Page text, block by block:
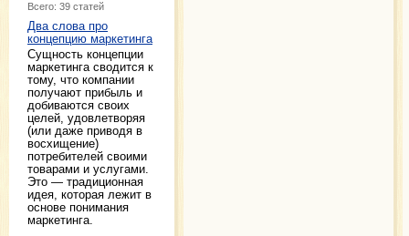
Всего: 39 статей
Два слова про
концепцию маркетинга
Сущность концепции
маркетинга сводится к
тому, что компании
получают прибыль и
добиваются своих
целей, удовлетворяя
(или даже приводя в
восхищение)
потребителей своими
товарами и услугами.
Это — традиционная
идея, которая лежит в
основе понимания
маркетинга.